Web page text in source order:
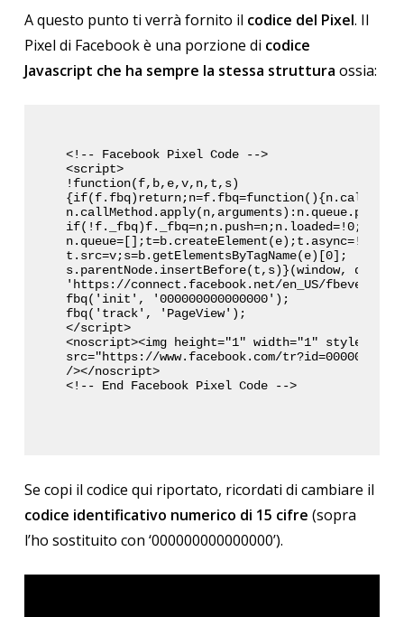
A questo punto ti verrà fornito il codice del Pixel. Il
Pixel di Facebook è una porzione di codice
Javascript che ha sempre la stessa struttura ossia:
<!-- Facebook Pixel Code -->
<script>
!function(f,b,e,v,n,t,s)
n.queue=[];t=b.createElement(e);t.async=!0;
t.src=v;s=b.getElementsByTagName(e)[0];
s.parentNode.insertBefore(t,s)}(window,
'https://connect.facebook.net/en_US/
fbq('init', '000000000000000');
fbq('track', 'PageView');
</script>
<noscript><img height="1" width="1"
src="https://www.facebook.com/
/></noscript>
<!-- End Facebook Pixel Code -->
Se copi il codice qui riportato, ricordati di cambiare il
codice identificativo numerico di 15 cifre (sopra
l’ho sostituito con ‘000000000000000’).